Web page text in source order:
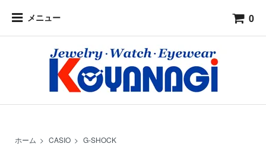
メニュー 0
ホーム > CASIO > G-SHOCK